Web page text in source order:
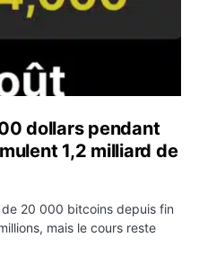
dollars pendant
1,2 milliard de
20 000 bitcoins depuis fin
mais le cours reste